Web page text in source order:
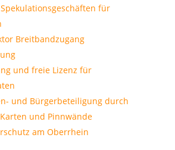
für
Breitbandzugang
und freie Lizenz für
und Bürgerbeteiligung durch
und Pinnwände
am Oberrhein